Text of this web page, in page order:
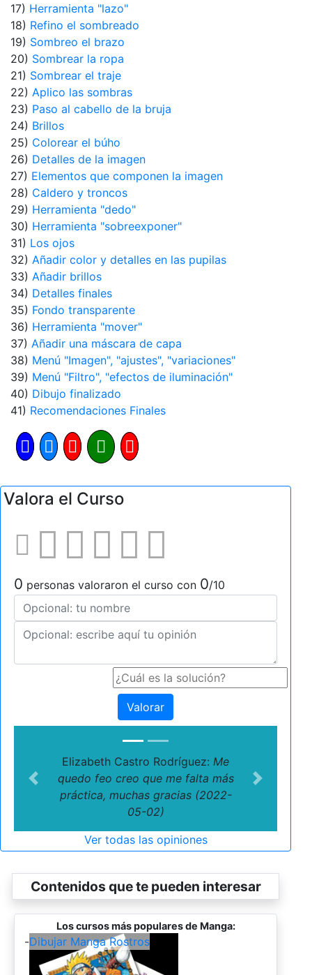
17) Herramienta "lazo"
18) Refino el sombreado
19) Sombreo el brazo
20) Sombrear la ropa
21) Sombrear el traje
22) Aplico las sombras
23) Paso al cabello de la bruja
24) Brillos
25) Colorear el búho
26) Detalles de la imagen
27) Elementos que componen la imagen
28) Caldero y troncos
29) Herramienta "dedo"
30) Herramienta "sobreexponer"
31) Los ojos
32) Añadir color y detalles en las pupilas
33) Añadir brillos
34) Detalles finales
35) Fondo transparente
36) Herramienta "mover"
37) Añadir una máscara de capa
38) Menú "Imagen", "ajustes", "variaciones"
39) Menú "Filtro", "efectos de iluminación"
40) Dibujo finalizado
41) Recomendaciones Finales
Valora el Curso
0 personas valoraron el curso con 0/10
Valorar
Elizabeth Castro Rodríguez: Me
quedo feo creo que me falta más
práctica, muchas gracias (2022-
05-02)
Previous Next
Ver todas las opiniones
Contenidos que te pueden interesar
Los cursos más populares de Manga:
-Dibujar Manga Rostros